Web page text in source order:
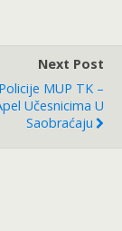
Next Post
MUP TK –
Učesnicima U
Saobraćaju